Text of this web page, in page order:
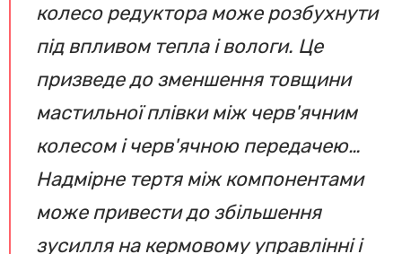
колесо редуктора може розбухнути
під впливом тепла і вологи. Це
призведе до зменшення товщини
мастильної плівки між черв'ячним
колесом і черв'ячною передачею…
Надмірне тертя між компонентами
може привести до збільшення
зусилля на кермовому управлінні і